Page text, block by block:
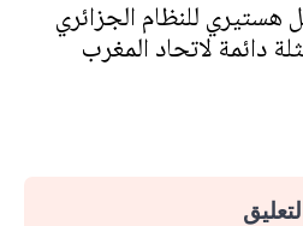
هستيري للنظام الجزائري
دائمة لاتحاد المغرب